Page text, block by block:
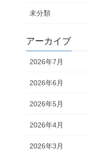
未分類
アーカイブ
2026年7月
2026年6月
2026年5月
2026年4月
2026年3月